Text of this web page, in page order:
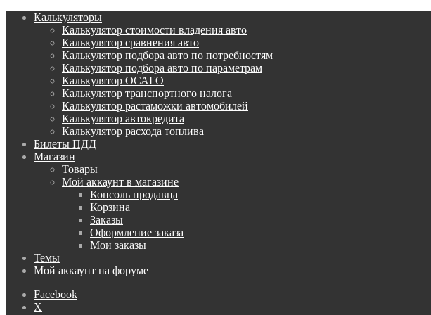
Калькуляторы
Калькулятор стоимости владения авто
Калькулятор сравнения авто
Калькулятор подбора авто по потребностям
Калькулятор подбора авто по параметрам
Калькулятор ОСАГО
Калькулятор транспортного налога
Калькулятор растаможки автомобилей
Калькулятор автокредита
Калькулятор расхода топлива
Билеты ПДД
Магазин
Товары
Мой аккаунт в магазине
Консоль продавца
Корзина
Заказы
Оформление заказа
Мои заказы
Темы
Мой аккаунт на форуме
Facebook
X